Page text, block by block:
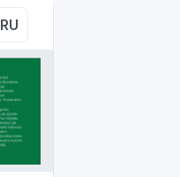
RU